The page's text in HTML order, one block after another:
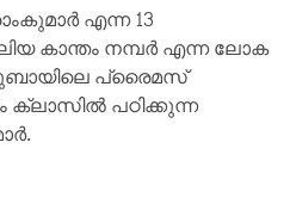
എന്ന 13
കാന്തം നമ്പർ എന്ന ലോക
പ്രൈമസ്
ക്ലാസിൽ പഠിക്കുന്ന